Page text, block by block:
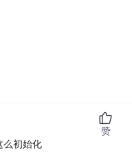
么初始化
赞